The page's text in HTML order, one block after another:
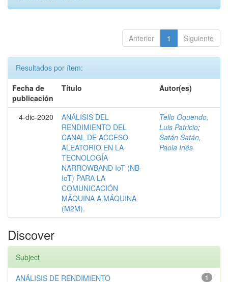
Anterior 1 Siguiente
Resultados por ítem:
Fecha de
publicación
Título Autor(es)
4-dic-2020
ANÁLISIS DEL
RENDIMIENTO DEL
CANAL DE ACCESO
ALEATORIO EN LA
TECNOLOGÍA
NARROWBAND IoT (NB-
IoT) PARA LA
COMUNICACIÓN
MÁQUINA A MÁQUINA
(M2M).
Tello Oquendo,
Luis Patricio;
Satán Satán,
Paola Inés
Discover
Subject
1
ANÁLISIS DE RENDIMIENTO